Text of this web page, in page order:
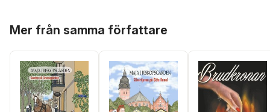
Mer från samma författare